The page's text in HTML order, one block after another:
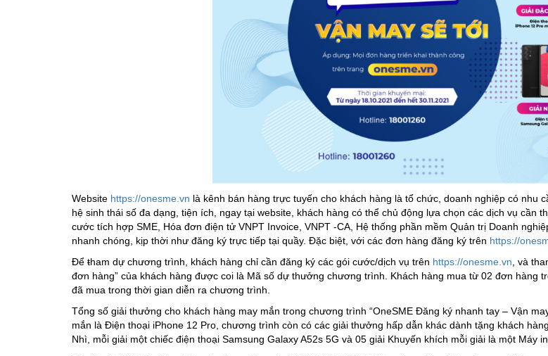
Website https://onesme.vn là kênh bán hàng trực tuyến cho khách hàng là tổ chức, doanh nghiệp có nhu
hệ sinh thái số đa dạng, tiện ích, ngay tại website, khách hàng có thể chủ động lựa chọn các dịch vụ cần
cước tích hợp SME, Hóa đơn điện tử VNPT Invoice, VNPT -CA, Hệ thống phần mềm Quản trị Doanh
nhanh chóng, kịp thời như đăng ký trực tiếp tại quầy. Đặc biệt, với các đơn hàng đăng ký trên https://
Để tham dự chương trình, khách hàng chỉ cần đăng ký các gói cước/dịch vụ trên https://onesme.vn , và
đơn hàng” của khách hàng được coi là Mã số dự thưởng chương trình. Khách hàng mua từ 02 đơn
đã mua trong thời gian diễn ra chương trình.
Tổng số giải thưởng cho khách hàng may mắn trong chương trình “OneSME Đăng ký nhanh tay – Vận
mắn là Điện thoại iPhone 12 Pro, chương trình còn có các giải thưởng hấp dẫn khác dành tặng khách
Nhì, mỗi giải một chiếc điện thoại Samsung Galaxy A52s 5G và 05 giải Khuyến khích mỗi giải là một Máy